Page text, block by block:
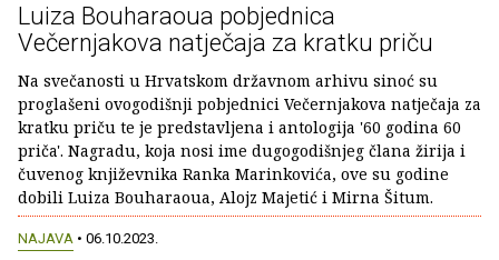
Luiza Bouharaoua pobjednica
Večernjakova natječaja za kratku priču
Na svečanosti u Hrvatskom državnom arhivu sinoć su
proglašeni ovogodišnji pobjednici Večernjakova natječaja za
kratku priču te je predstavljena i antologija '60 godina 60
priča'. Nagradu, koja nosi ime dugogodišnjeg člana žirija i
čuvenog književnika Ranka Marinkovića, ove su godine
dobili Luiza Bouharaoua, Alojz Majetić i Mirna Šitum.
NAJAVA • 06.10.2023.